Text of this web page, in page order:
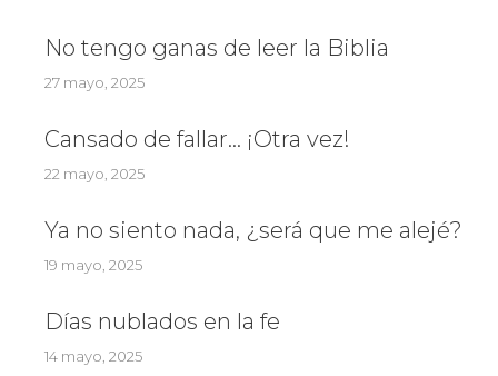
No tengo ganas de leer la Biblia
27 mayo, 2025
Cansado de fallar… ¡Otra vez!
22 mayo, 2025
Ya no siento nada, ¿será que me alejé?
19 mayo, 2025
Días nublados en la fe
14 mayo, 2025